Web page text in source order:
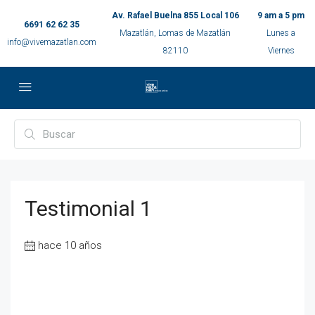
6691 62 62 35
info@vivemazatlan.com
Av. Rafael Buelna 855 Local 106
Mazatlán, Lomas de Mazatlán
82110
9 am a 5 pm
Lunes a
Viernes
Testimonial 1
hace 10 años